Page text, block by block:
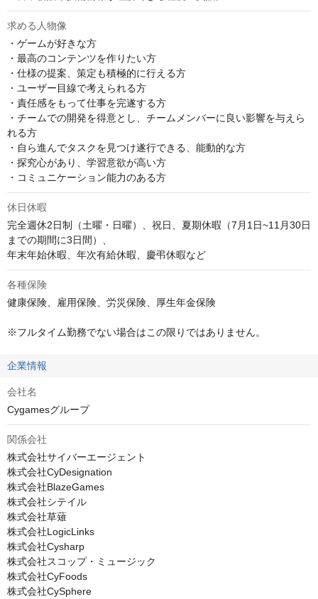
求める人物像
・ゲームが好きな方
・最高のコンテンツを作りたい方
・仕様の提案、策定も積極的に行える方
・ユーザー目線で考えられる方
・責任感をもって仕事を完遂する方
・チームでの開発を得意とし、チームメンバーに良い影響を与えら
れる方
・自ら進んでタスクを見つけ遂行できる、能動的な方
・探究心があり、学習意欲が高い方
・コミュニケーション能力のある方
休日休暇
完全週休2日制（土曜・日曜）、祝日、夏期休暇（7月1日~11月30日
までの期間に3日間）、
年末年始休暇、年次有給休暇、慶弔休暇など
各種保険
健康保険、雇用保険、労災保険、厚生年金保険
※フルタイム勤務でない場合はこの限りではありません。
企業情報
会社名
Cygamesグループ
関係会社
株式会社サイバーエージェント
株式会社CyDesignation
株式会社BlazeGames
株式会社シテイル
株式会社草薙
株式会社LogicLinks
株式会社Cysharp
株式会社スコップ・ミュージック
株式会社CyFoods
株式会社CySphere